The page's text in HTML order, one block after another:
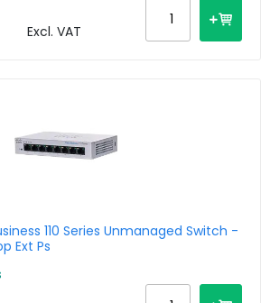
Excl. VAT
110 Series Unmanaged Switch -
Ext Ps